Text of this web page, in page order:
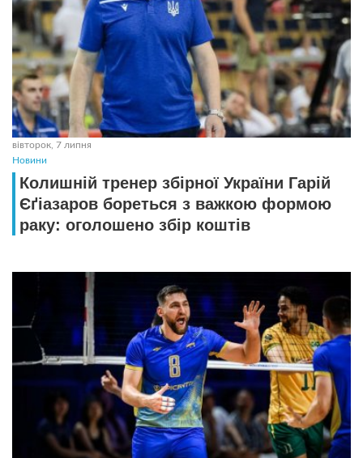
вівторок, 7 липня
Новини
Колишній тренер збірної України Гарій
Єґіазаров бореться з важкою формою
раку: оголошено збір коштів